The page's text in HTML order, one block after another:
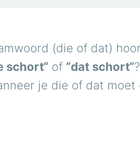
(die of dat)
schort“ of “dat schort“?
je die of dat moet